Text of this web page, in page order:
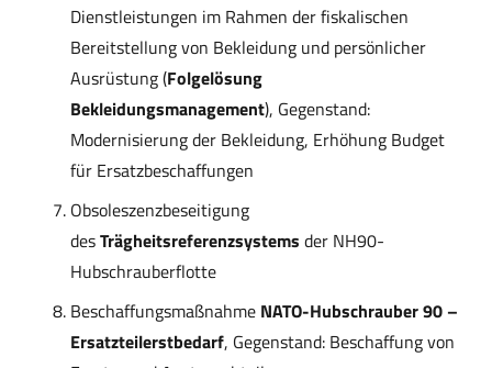
Dienstleistungen im Rahmen der fiskalischen
Bereitstellung von Bekleidung und persönlicher
Ausrüstung (Folgelösung
Bekleidungsmanagement), Gegenstand:
Modernisierung der Bekleidung, Erhöhung Budget
für Ersatzbeschaffungen
Obsoleszenzbeseitigung
desTrägheitsreferenzsystems der NH90-
Hubschrauberflotte
Beschaffungsmaßnahme NATO-Hubschrauber 90 –
Ersatzteilerstbedarf, Gegenstand: Beschaffung von